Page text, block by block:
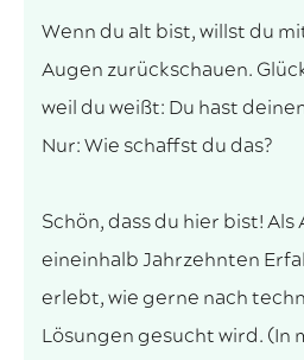
Wenn du alt bist, willst du
Augen zurückschauen.
weil du weißt: Du hast
Nur: Wie schaffst du das?
Schön, dass du hier bist!
eineinhalb Jahrzehnten
erlebt, wie gerne nach
Lösungen gesucht wird. (In